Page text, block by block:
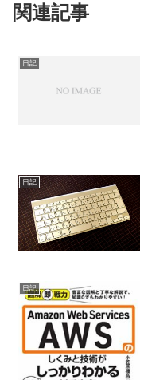
関連記事
日記
日記
日記